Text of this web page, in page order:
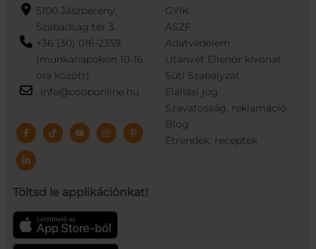
5100 Jászberény,
Szabadság tér 3.
+36 (30) 016-2359
(munkanapokon 10-16
óra között)
info@cooponline.hu
Töltsd le applikációnkat!
GYIK
ÁSZF
Adatvédelem
Utánvét Ellenőr kivonat
Süti Szabályzat
Elállási jog
Szavatosság, reklamáció
Blog
Étrendek, receptek